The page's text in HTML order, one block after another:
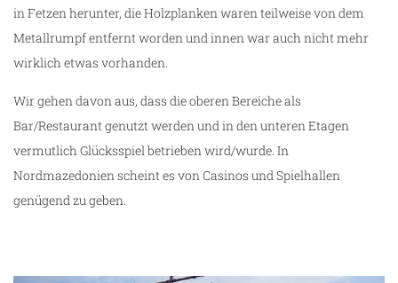
in Fetzen herunter, die Holzplanken waren teilweise von dem
Metallrumpf entfernt worden und innen war auch nicht mehr
wirklich etwas vorhanden.
Wir gehen davon aus, dass die oberen Bereiche als
Bar/Restaurant genutzt werden und in den unteren Etagen
vermutlich Glücksspiel betrieben wird/wurde. In
Nordmazedonien scheint es von Casinos und Spielhallen
genügend zu geben.